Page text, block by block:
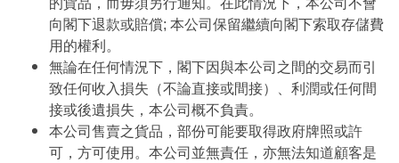
的貨品，而毋須另行通知。在此情況下，本公司不會
向閣下退款或賠償; 本公司保留繼續向閣下索取存儲費
用的權利。
無論在任何情況下，閣下因與本公司之間的交易而引
致任何收入損失（不論直接或間接）、利潤或任何間
接或後遺損失，本公司概不負責。
本公司售賣之貨品，部份可能要取得政府牌照或許
可，方可使用。本公司並無責任，亦無法知道顧客是